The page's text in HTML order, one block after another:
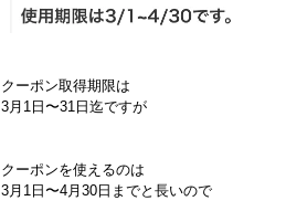
クーポン取得期限は
3月1日〜31日迄ですが
クーポンを使えるのは
3月1日〜4月30日までと長いので